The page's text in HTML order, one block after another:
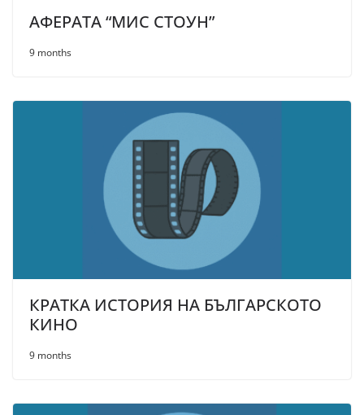
АФЕРАТА “МИС СТОУН”
9 months
КРАТКА ИСТОРИЯ НА БЪЛГАРСКОТО
КИНО
9 months